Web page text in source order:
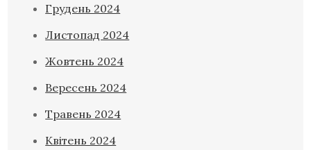
Грудень 2024
Листопад 2024
Жовтень 2024
Вересень 2024
Травень 2024
Квітень 2024